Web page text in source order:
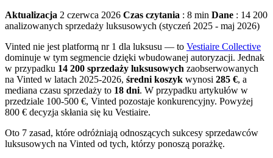
Aktualizacja 2 czerwca 2026 Czas czytania : 8 min Dane : 14 200
analizowanych sprzedaży luksusowych (styczeń 2025 - maj 2026)
Vinted nie jest platformą nr 1 dla luksusu — to Vestiaire Collective
dominuje w tym segmencie dzięki wbudowanej autoryzacji. Jednak
w przypadku 14 200 sprzedaży luksusowych zaobserwowanych
na Vinted w latach 2025-2026, średni koszyk wynosi 285 €, a
mediana czasu sprzedaży to 18 dni. W przypadku artykułów w
przedziale 100-500 €, Vinted pozostaje konkurencyjny. Powyżej
800 € decyzja skłania się ku Vestiaire.
Oto 7 zasad, które odróżniają odnoszących sukcesy sprzedawców
luksusowych na Vinted od tych, którzy ponoszą porażkę.